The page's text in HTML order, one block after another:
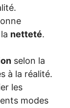
netteté.
selon la
à la réalité.
les
modes